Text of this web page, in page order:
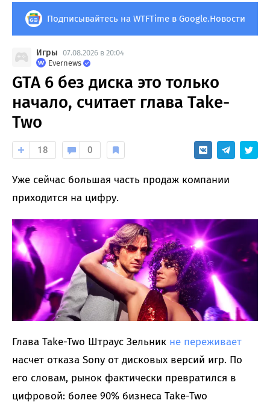
Подписывайтесь на WTFTime в Google.Новости
Игры 07.08.2026 в 20:04
Evernews
GTA 6 без диска это только
начало, считает глава Take-
Two
18 0
Уже сейчас большая часть продаж компании
приходится на цифру.
Глава Take-Two Штраус Зельник не переживает
насчет отказа Sony от дисковых версий игр. По
его словам, рынок фактически превратился в
цифровой: более 90% бизнеса Take-Two